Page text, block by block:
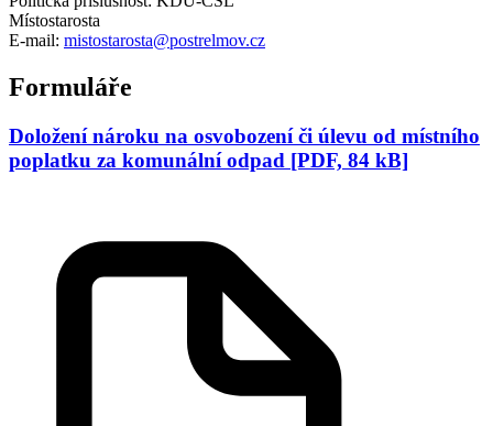
Místostarosta
E-mail: mistostarosta@postrelmov.cz
Formuláře
Doložení nároku na osvobození či úlevu od místního
poplatku za komunální odpad [PDF, 84 kB]